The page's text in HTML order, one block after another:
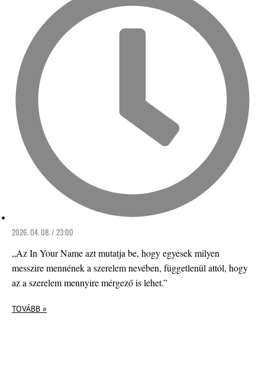
2026. 04. 08. / 23:00
„Az In Your Name azt mutatja be, hogy egyesek milyen
messzire mennének a szerelem nevében, függetlenül attól, hogy
az a szerelem mennyire mérgező is lehet.”
TOVÁBB »